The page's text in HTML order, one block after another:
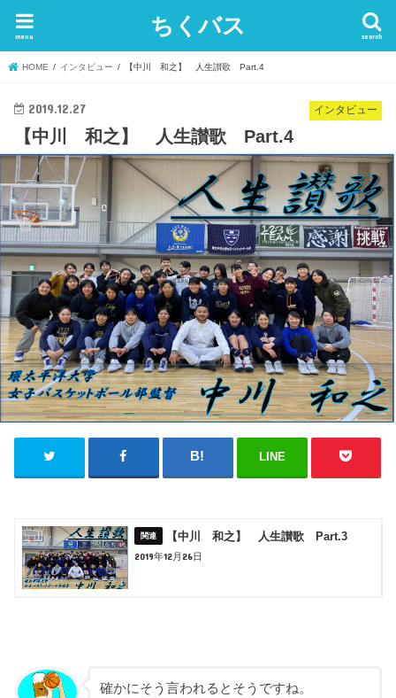
ちくバス search
menu
HOME インタビュー 【中川 和之】 人生讃歌 Part.4
インタビュー
2019.12.27
【中川 和之】 人生讃歌 Part.4
LINE
【中川 和之】 人生讃歌 Part.3
2019年12月26日
確かにそう言われるとそうですね。